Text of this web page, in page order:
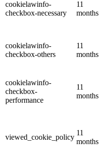
cookielawinfo-
checkbox-necessary
11
months
cookielawinfo-
checkbox-others
11
months
cookielawinfo-
checkbox-
performance
11
months
viewed_cookie_policy
11
months